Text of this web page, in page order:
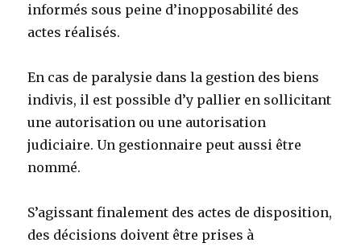
informés sous peine d’inopposabilité des
actes réalisés.
En cas de paralysie dans la gestion des biens
indivis, il est possible d’y pallier en sollicitant
une autorisation ou une autorisation
judiciaire. Un gestionnaire peut aussi être
nommé.
S’agissant finalement des actes de disposition,
des décisions doivent être prises à